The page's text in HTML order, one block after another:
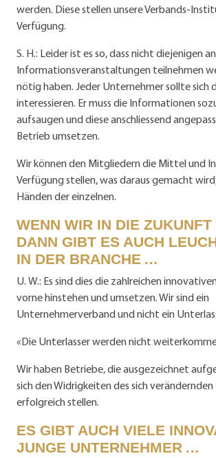
werden. Diese stellen unsere Verbands-
Verfügung.
S. H.: Leider ist es so, dass nicht diejenigen
Informationsveranstaltungen teilnehmen
nötig haben. Jeder Unternehmer sollte sich
interessieren. Er muss die Informationen
aufsaugen und diese anschliessend
Betrieb umsetzen.
Wir können den Mitgliedern die Mittel und
Verfügung stellen, was daraus gemacht
Händen der einzelnen.
WENN WIR IN DIE
DANN GIBT ES AUCH
IN DER BRANCHE …
U. W.: Es sind dies die zahlreichen
vorne hinstehen und umsetzen. Wir sind ein
Unternehmerverband und nicht ein
«Die Unterlasser werden nicht
Wir haben Betriebe, die ausgezeichnet
sich den Widrigkeiten des sich
erfolgreich stellen.
ES GIBT AUCH VIELE
JUNGE UNTERNEHMER …